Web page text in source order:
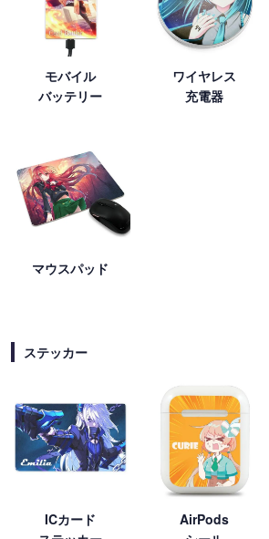
モバイル
バッテリー
ワイヤレス
充電器
マウスパッド
ステッカー
ICカード
AirPods